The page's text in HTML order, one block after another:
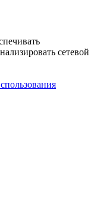
сетевой